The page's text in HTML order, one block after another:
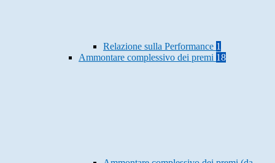
Relazione sulla Performance 1
Ammontare complessivo dei premi 18